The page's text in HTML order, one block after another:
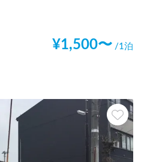
¥1,500〜 /1泊